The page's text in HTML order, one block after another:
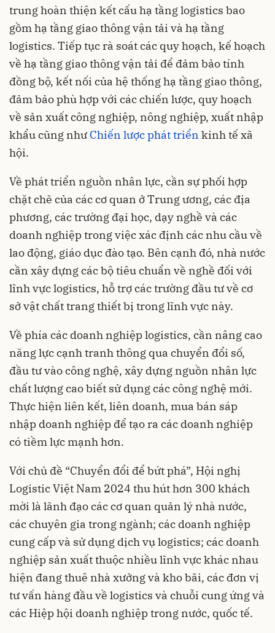
trung hoàn thiện kết cấu hạ tầng logistics bao
gồm hạ tầng giao thông vận tải và hạ tầng
logistics. Tiếp tục rà soát các quy hoạch, kế hoạch
về hạ tầng giao thông vận tải để đảm bảo tính
đồng bộ, kết nối của hệ thống hạ tầng giao thông,
đảm bảo phù hợp với các chiến lược, quy hoạch
về sản xuất công nghiệp, nông nghiệp, xuất nhập
khẩu cũng như Chiến lược phát triển kinh tế xã
hội.
Về phát triển nguồn nhân lực, cần sự phối hợp
chặt chẽ của các cơ quan ở Trung ương, các địa
phương, các trường đại học, dạy nghề và các
doanh nghiệp trong việc xác định các nhu cầu về
lao động, giáo dục đào tạo. Bên cạnh đó, nhà nước
cần xây dựng các bộ tiêu chuẩn về nghề đối với
lĩnh vực logistics, hỗ trợ các trường đầu tư về cơ
sở vật chất trang thiết bị trong lĩnh vực này.
Về phía các doanh nghiệp logistics, cần nâng cao
năng lực cạnh tranh thông qua chuyển đổi số,
đầu tư vào công nghệ, xây dựng nguồn nhân lực
chất lượng cao biết sử dụng các công nghệ mới.
Thực hiện liên kết, liên doanh, mua bán sáp
nhập doanh nghiệp để tạo ra các doanh nghiệp
có tiềm lực mạnh hơn.
Với chủ đề “Chuyển đổi để bứt phá”, Hội nghị
Logistic Việt Nam 2024 thu hút hơn 300 khách
mời là lãnh đạo các cơ quan quản lý nhà nước,
các chuyên gia trong ngành; các doanh nghiệp
cung cấp và sử dụng dịch vụ logistics; các doanh
nghiệp sản xuất thuộc nhiều lĩnh vực khác nhau
hiện đang thuê nhà xưởng và kho bãi, các đơn vị
tư vấn hàng đầu về logistics và chuỗi cung ứng và
các Hiệp hội doanh nghiệp trong nước, quốc tế.